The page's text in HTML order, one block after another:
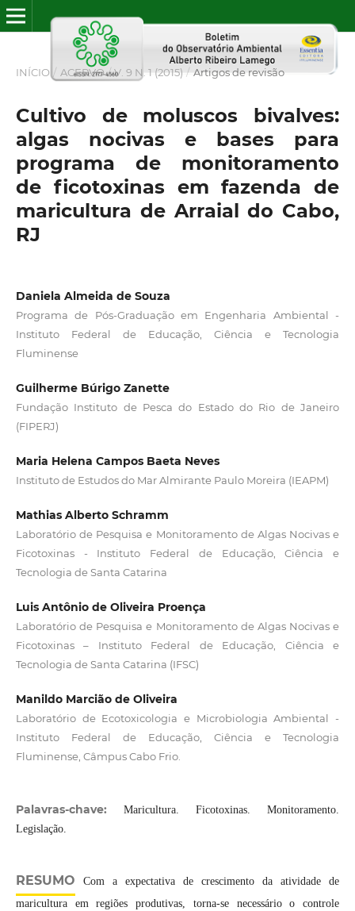
INÍCIO / ACERVO / V. 9 N. 1 (2015) / Artigos de revisão
Cultivo de moluscos bivalves:
algas nocivas e bases para
programa de monitoramento
de ficotoxinas em fazenda de
maricultura de Arraial do Cabo,
RJ
Daniela Almeida de Souza
Programa de Pós-Graduação em Engenharia Ambiental -
Instituto Federal de Educação, Ciência e Tecnologia
Fluminense
Guilherme Búrigo Zanette
Fundação Instituto de Pesca do Estado do Rio de Janeiro
(FIPERJ)
Maria Helena Campos Baeta Neves
Instituto de Estudos do Mar Almirante Paulo Moreira (IEAPM)
Mathias Alberto Schramm
Laboratório de Pesquisa e Monitoramento de Algas Nocivas e
Ficotoxinas - Instituto Federal de Educação, Ciência e
Tecnologia de Santa Catarina
Luis Antônio de Oliveira Proença
Laboratório de Pesquisa e Monitoramento de Algas Nocivas e
Ficotoxinas – Instituto Federal de Educação, Ciência e
Tecnologia de Santa Catarina (IFSC)
Manildo Marcião de Oliveira
Laboratório de Ecotoxicologia e Microbiologia Ambiental -
Instituto Federal de Educação, Ciência e Tecnologia
Fluminense, Câmpus Cabo Frio.
Palavras-chave: Maricultura. Ficotoxinas. Monitoramento.
Legislação.
RESUMO Com a expectativa de crescimento da atividade de
maricultura em regiões produtivas, torna-se necessário o controle